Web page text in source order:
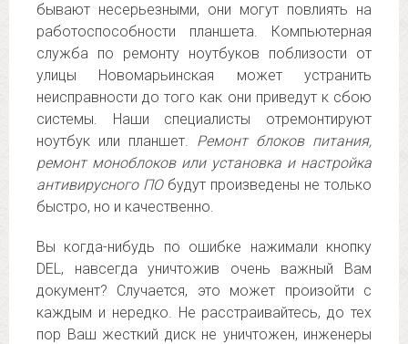
бывают несерьезными, они могут повлиять на
работоспособности планшета. Компьютерная
служба по ремонту ноутбуков поблизости от
улицы Новомарьинская может устранить
неисправности до того как они приведут к сбою
системы. Наши специалисты отремонтируют
ноутбук или планшет. Ремонт блоков питания,
ремонт моноблоков или установка и настройка
антивирусного ПОбудут произведены не только
быстро, но и качественно.
Вы когда-нибудь по ошибке нажимали кнопку
DEL, навсегда уничтожив очень важный Вам
документ? Случается, это может произойти с
каждым и нередко. Не расстраивайтесь, до тех
пор Ваш жесткий диск не уничтожен, инженеры